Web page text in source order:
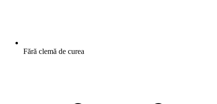
Fără clemă de curea